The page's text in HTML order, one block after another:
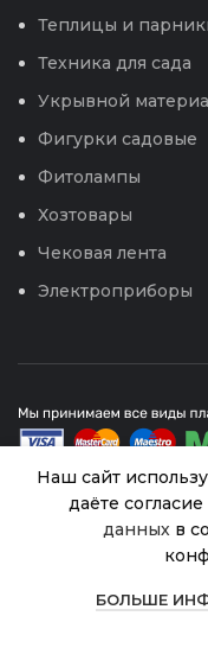
Теплицы и
Техника для сада
Укрывной
Фигурки садовые
Фитолампы
Хозтовары
Чековая лента
Электроприборы
Интернет
Все права
Наш сайт
даёте
данных в
БОЛЬШЕ
Соль
шипучая
мятная
Магазин